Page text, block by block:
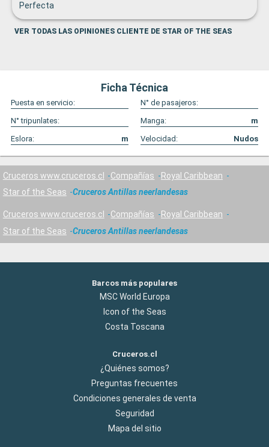
Perfecta
VER TODAS LAS OPINIONES CLIENTE DE STAR OF THE SEAS
Ficha Técnica
Puesta en servicio:
N° de pasajeros:
N° tripunlates:
Manga:
m
Eslora:
m Velocidad: Nudos
Cruceros www.cruceros.cl Compañías
Royal Caribbean
Star of the Seas
Cruceros Antillas neerlandesas
Cruceros www.cruceros.cl Compañías
Royal Caribbean
Star of the Seas
Cruceros Antillas neerlandesas
Barcos más populares
MSC World Europa
Icon of the Seas
Costa Toscana
Cruceros.cl
¿Quiénes somos?
Preguntas frecuentes
Condiciones generales de venta
Seguridad
Mapa del sitio